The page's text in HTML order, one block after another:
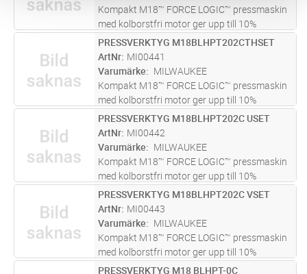
mer
Kompakt M18™ FORCE LOGIC™ pressmaskin
med kolborstfri motor ger upp till 10%
snabbare kapning och 20% längre drifttid.
Smal design för smidig användning i trånga
utrymmen. REDLINK™ elektronik med öve
mer
ST Lägg i kundvagn
PRESSVERKTYG M18BLHPT202CTHSET
ArtNr MI00441
Varumärke
MILWAUKEE
Kompakt M18™ FORCE LOGIC™ pressmaskin
med kolborstfri motor ger upp till 10%
snabbare kapning och 20% längre drifttid.
Smal design för smidig användning i trånga
utrymmen. REDLINK™ elektronik med öve
mer
ST Lägg i kundvagn
PRESSVERKTYG M18BLHPT202C USET
ArtNr MI00442
Varumärke
MILWAUKEE
Kompakt M18™ FORCE LOGIC™ pressmaskin
med kolborstfri motor ger upp till 10%
snabbare kapning och 20% längre drifttid.
Smal design för smidig användning i trånga
utrymmen. REDLINK™ elektronik med öve
mer
ST Lägg i kundvagn
PRESSVERKTYG M18BLHPT202C VSET
ArtNr MI00443
Varumärke
MILWAUKEE
Kompakt M18™ FORCE LOGIC™ pressmaskin
med kolborstfri motor ger upp till 10%
snabbare kapning och 20% längre drifttid.
PRESSVERKTYG M18 BLHPT-0C